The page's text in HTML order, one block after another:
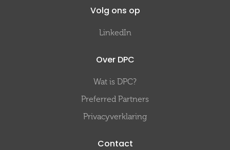
Volg ons op
LinkedIn
Over DPC
Wat is DPC?
Preferred Partners
Privacyverklaring
Contact